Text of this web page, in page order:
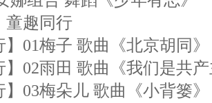
童趣同行
】01梅子 歌曲《北京胡同》
】02雨田 歌曲《我们是共
】03梅朵儿 歌曲《小背篓》